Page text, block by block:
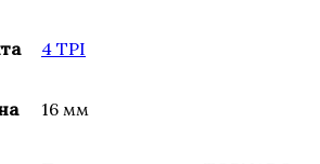
4 TPI
16 мм